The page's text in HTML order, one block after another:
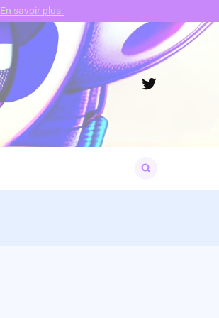
Twitter
for:
En savoir plus.